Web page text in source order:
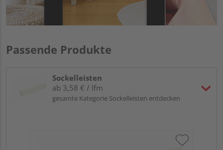
Passende Produkte
Sockelleisten
ab 3,58 € / lfm
gesamte Kategorie Sockelleisten entdecken